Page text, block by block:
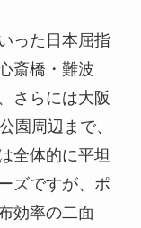
った日本屈指
斎橋・難波
さらには大阪
園周辺まで、
全体的に平坦
ズですが、ポ
効率の二面